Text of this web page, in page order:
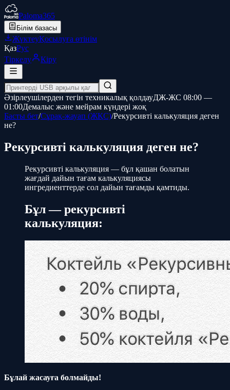
Paloma365
Білім базасы
ЖүктеуҚосылуға өтінім
ҚазРус
Тіркелу
Кіру
Әзірлеушілерден тегін техникалық қолдауДЖ-ЖС 08:00 —
01:00Демалыс және мейрам күндері жоқ
Басты бет/Сұрақ-жауап (ЖҚС)/Рекурсивті калькуляция деген
не?
Рекурсивті калькуляция деген не?
Рекурсивті калькуляция — бұл қашан болатын
жағдай дайын тағам калькуляциясы
ингредиенттерде сол дайын тағамды қамтиды.
Бұл — рекурсивті
калькуляция:
Бұлай жасауға болмайды!